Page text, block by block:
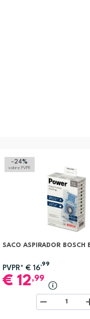
-24%
sobre PVPR
SACO ASPIRADOR BOSCH
PVPR* € 16
,99
€ 12,99
1